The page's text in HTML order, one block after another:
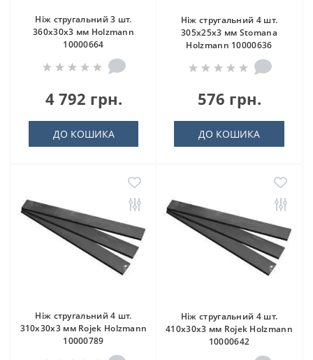
Ніж стругальний 3 шт.
360x30x3 мм Holzmann
10000664
4 792 грн.
ДО КОШИКА
Ніж стругальний 4 шт.
305x25x3 мм Stomana
Holzmann 10000636
576 грн.
ДО КОШИКА
Ніж стругальний 4 шт.
310x30x3 мм Rojek Holzmann
10000789
Ніж стругальний 4 шт.
410x30x3 мм Rojek Holzmann
10000642